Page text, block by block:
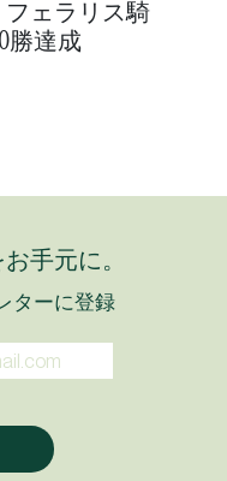
ェラリス騎
勝達成
手元に。
ターに登録